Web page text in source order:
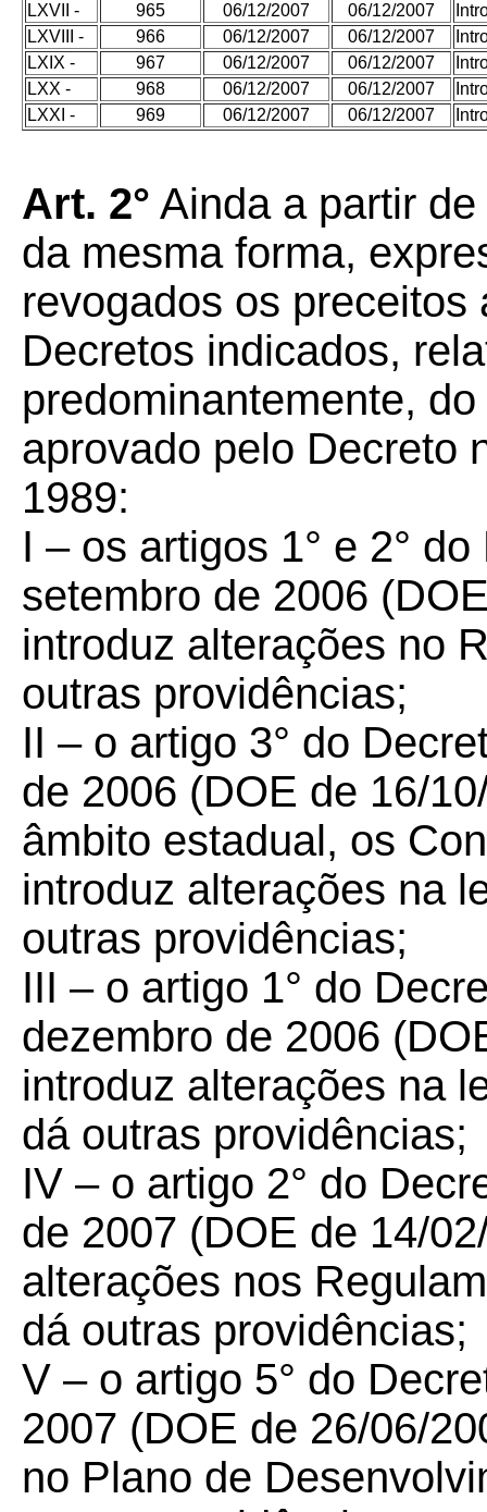
LXVII -
965 06/12/2007 06/12/2007
LXVIII -
966 06/12/2007 06/12/2007
LXIX -
967 06/12/2007 06/12/2007
LXX -
968 06/12/2007 06/12/2007
LXXI -
969 06/12/2007 06/12/2007
Art. 2° Ainda a partir
da mesma forma,
revogados os
Decretos indicados,
predominantemente,
aprovado pelo Decreto
1989:
I – os artigos 1° e 2° do
setembro de 2006
introduz alterações no
outras providências;
II – o artigo 3° do
de 2006 (DOE de 16/
âmbito estadual, os
introduz alterações na
outras providências;
III – o artigo 1° do
dezembro de 2006
introduz alterações na
dá outras providências;
IV – o artigo 2° do
de 2007 (DOE de 14/
alterações nos
dá outras providências;
V – o artigo 5° do
2007 (DOE de 26/06/
no Plano de